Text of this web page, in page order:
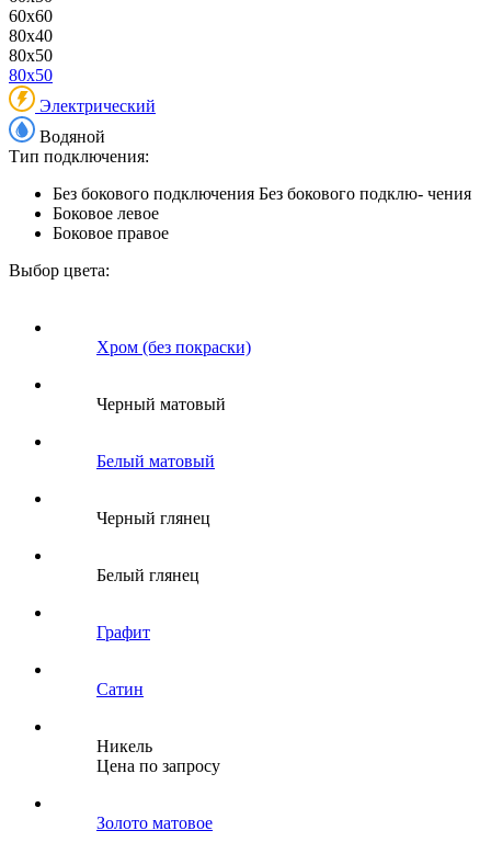
60x60
80x40
80x50
80x50
Электрический
Водяной
Тип подключения:
Без бокового подключения Без бокового подклю- чения
Боковое левое
Боковое правое
Выбор цвета:
Хром (без покраски)
Черный матовый
Белый матовый
Черный глянец
Белый глянец
Графит
Сатин
Никель
Цена по запросу
Золото матовое